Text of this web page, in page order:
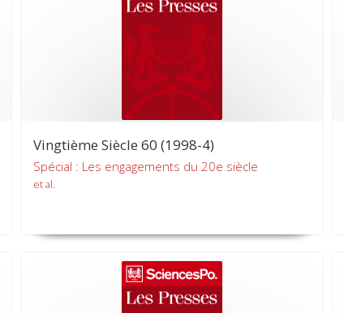
Vingtième Siècle 60 (1998-4)
Spécial : Les engagements du 20e siècle
et al.